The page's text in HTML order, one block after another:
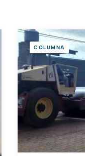
COLUMNA